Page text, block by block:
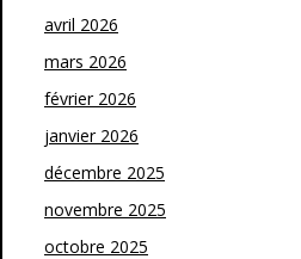
avril 2026
mars 2026
février 2026
janvier 2026
décembre 2025
novembre 2025
octobre 2025